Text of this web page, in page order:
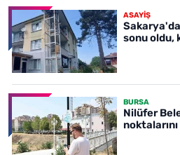
ASAYİŞ
sonu oldu,
BURSA
Nilüfer